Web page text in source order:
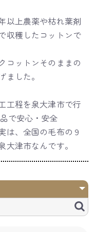
以上農薬や枯れ葉剤
収穫したコットンで
コットンそのままの
した。
工程を泉大津市で行
で安心・安全
、全国の毛布の９
大津市なんです。